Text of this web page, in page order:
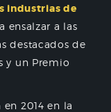
industrias de
ensalzar a las
destacados de
y un Premio
2014 en la